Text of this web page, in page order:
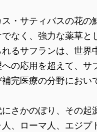
・サティバスの花
なく、強力な薬草
るサフランは、世
の応用を超えて、
完医療の分野におい
さかのぼり、その
、ローマ人、エジ